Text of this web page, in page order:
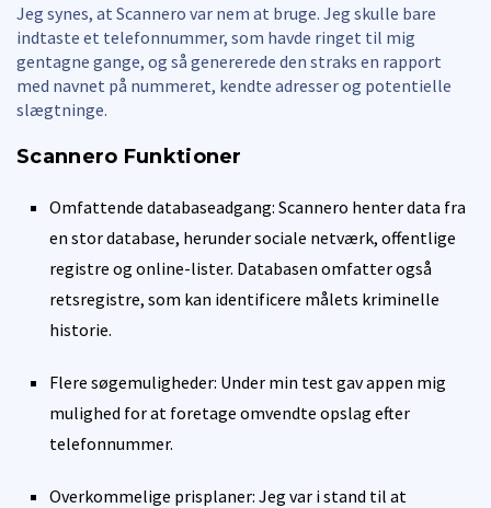
Jeg synes, at Scannero var nem at bruge. Jeg skulle bare
indtaste et telefonnummer, som havde ringet til mig
gentagne gange, og så genererede den straks en rapport
med navnet på nummeret, kendte adresser og potentielle
slægtninge.
Scannero Funktioner
Omfattende databaseadgang: Scannero henter data fra
en stor database, herunder sociale netværk, offentlige
registre og online-lister. Databasen omfatter også
retsregistre, som kan identificere målets kriminelle
historie.
Flere søgemuligheder: Under min test gav appen mig
mulighed for at foretage omvendte opslag efter
telefonnummer.
Overkommelige prisplaner: Jeg var i stand til at